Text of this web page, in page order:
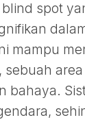
spot
mampu
sebuah
bahaya.